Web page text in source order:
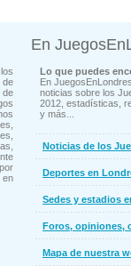
de
de
en
En
Lo que puedes
En
noticias sobre los
2012, estadísticas,
y más...
Noticias de los
Deportes en
Sedes y estadios
Foros, opiniones,
Mapa de nuestra